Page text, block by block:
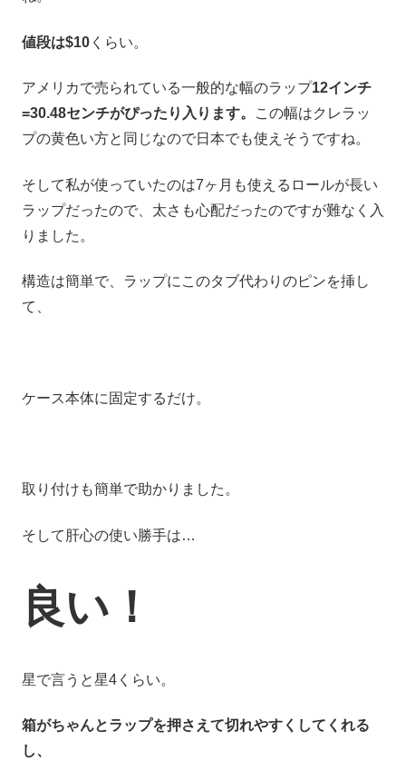
値段は$10 くらい。
アメリカで売られている一般的な幅のラップ12インチ
=30.48センチがぴったり入ります。
この幅はクレラッ
プの黄色い方と同じなので日本でも使えそうですね。
そして私が使っていたのは7ヶ月も使えるロールが長い
ラップだったので、太さも心配だったのですが難なく入
りました。
構造は簡単で、ラップにこのタブ代わりのピンを挿し
て、
ケース本体に固定するだけ。
取り付けも簡単で助かりました。
そして肝心の使い勝手は…
良い！
星で言うと星4くらい。
箱がちゃんとラップを押さえて切れやすくしてくれる
し、